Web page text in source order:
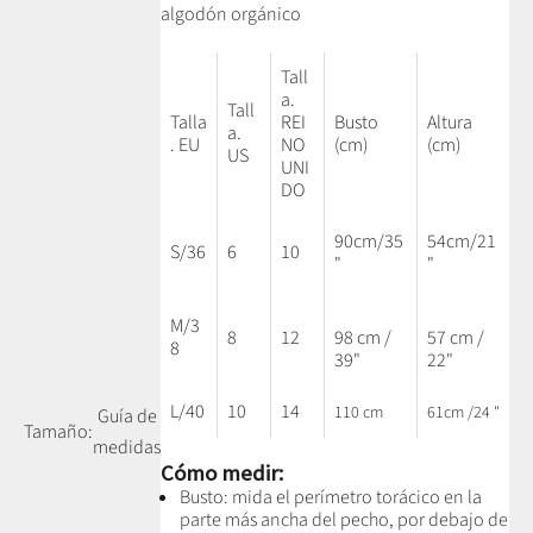
Tamaño:
Guía de
medidas
algodón orgánico
Talla
. EU
Tall
a.
US
Tall
a.
REI
NO
UNI
DO
Busto
(cm)
Altura
(cm)
S/36 6 10
90cm/35
"
54cm/21
"
M/3
8
8 12
98 cm /
39"
57 cm /
22"
L/40
10 14 110 cm 61cm /24 "
Cómo medir:
Busto: mida el perímetro torácico en la
parte más ancha del pecho, por debajo de